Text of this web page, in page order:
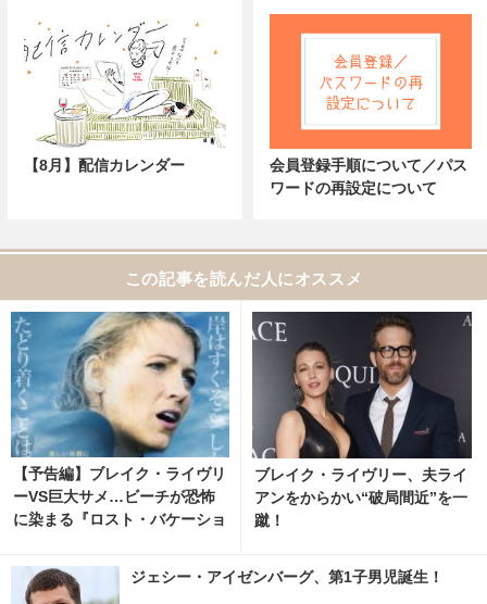
【8月】配信カレンダー
会員登録手順について／パス
ワードの再設定について
この記事を読んだ人にオススメ
【予告編】ブレイク・ライヴリ
ーVS巨大サメ…ビーチが恐怖
に染まる『ロスト・バケーショ
ブレイク・ライヴリー、夫ライ
アンをからかい“破局間近”を一
蹴！
ジェシー・アイゼンバーグ、第1子男児誕生！